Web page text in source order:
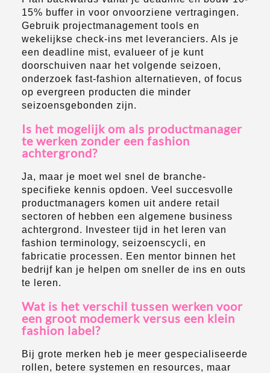
15% buffer in voor onvoorziene vertragingen.
Gebruik projectmanagement tools en
wekelijkse check-ins met leveranciers. Als je
een deadline mist, evalueer of je kunt
doorschuiven naar het volgende seizoen,
onderzoek fast-fashion alternatieven, of focus
op evergreen producten die minder
seizoensgebonden zijn.
Is het mogelijk om als productmanager
te werken zonder een fashion
achtergrond?
Ja, maar je moet wel snel de branche-
specifieke kennis opdoen. Veel succesvolle
productmanagers komen uit andere retail
sectoren of hebben een algemene business
achtergrond. Investeer tijd in het leren van
fashion terminology, seizoenscycli, en
fabricatie processen. Een mentor binnen het
bedrijf kan je helpen om sneller de ins en outs
te leren.
Wat is het verschil tussen werken voor
een groot modemerk versus een klein
fashion label?
Bij grote merken heb je meer gespecialiseerde
rollen, betere systemen en resources, maar